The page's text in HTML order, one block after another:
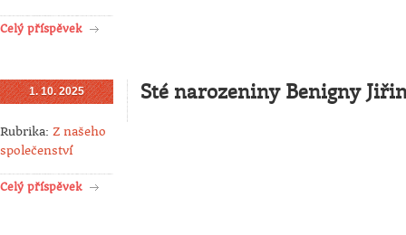
Celý příspěvek
1. 10. 2025
Rubrika: Z našeho
společenství
Celý příspěvek
Sté narozeniny Benigny